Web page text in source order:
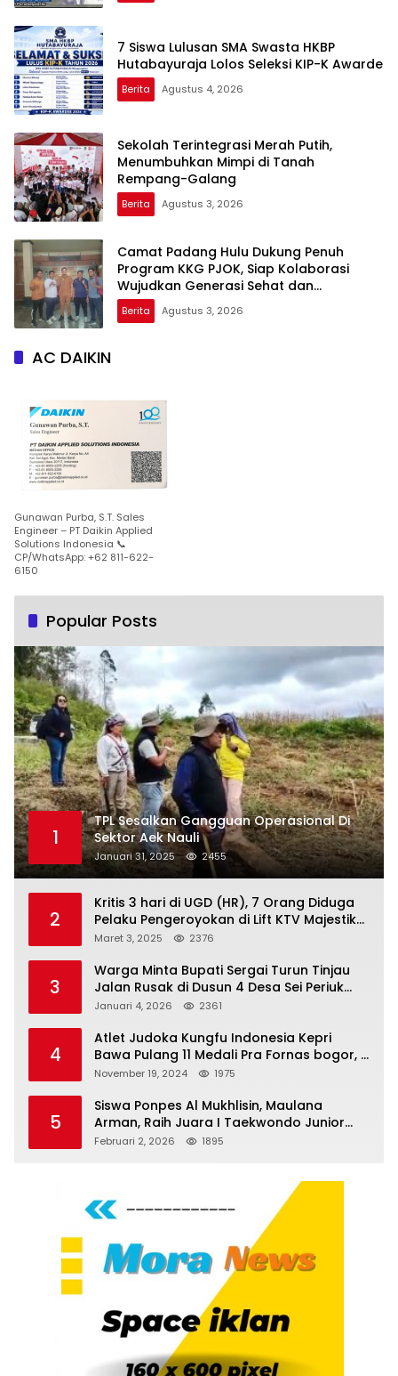
7 Siswa Lulusan SMA Swasta HKBP
Hutabayuraja Lolos Seleksi KIP-K Awarde
Berita Agustus 4, 2026
Sekolah Terintegrasi Merah Putih,
Menumbuhkan Mimpi di Tanah
Rempang-Galang
Berita Agustus 3, 2026
Camat Padang Hulu Dukung Penuh
Program KKG PJOK, Siap Kolaborasi
Wujudkan Generasi Sehat dan
Berprestasi
Berita Agustus 3, 2026
AC DAIKIN
Gunawan Purba, S.T. Sales
Engineer – PT Daikin Applied
Solutions Indonesia 📞
CP/WhatsApp: +62 811-622-
6150
Popular Posts
1
TPL Sesalkan Gangguan Operasional Di
Sektor Aek Nauli
Januari 31, 2025 2455
2
Kritis 3 hari di UGD (HR), 7 Orang Diduga
Pelaku Pengeroyokan di Lift KTV Majestik
Melenggang Bebas, Kantor Hukum JAP
Tanjungpinang
Maret 3, 2025 2376
3
Warga Minta Bupati Sergai Turun Tinjau
Jalan Rusak di Dusun 4 Desa Sei Periuk
Serdang Bedagai
Januari 4, 2026 2361
4
Atlet Judoka Kungfu Indonesia Kepri
Bawa Pulang 11 Medali Pra Fornas bogor, 3
Emas dan 8 Perunggu.
November 19, 2024 1975
5
Siswa Ponpes Al Mukhlisin, Maulana
Arman, Raih Juara I Taekwondo Junior
Putra di Riau National Championship 2026
Februari 2, 2026 1895